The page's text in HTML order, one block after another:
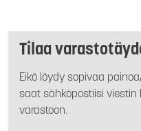
Tilaa
Eikö löydy sopivaa
saat sähköpostiisi viestin
varastoon.